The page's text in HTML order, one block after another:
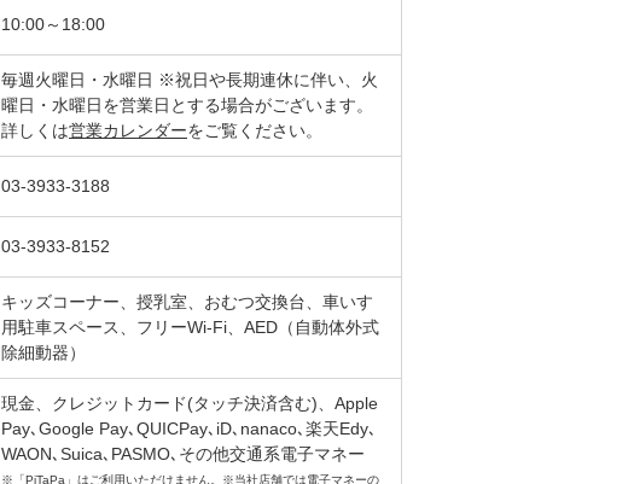
10:00～18:00
毎週火曜日・水曜日 ※祝日や長期連休に伴い、火
曜日・水曜日を営業日とする場合がございます。
詳しくは営業カレンダーをご覧ください。
03-3933-3188
03-3933-8152
キッズコーナー、授乳室、おむつ交換台、車いす
用駐車スペース、フリーWi-Fi、AED（自動体外式
除細動器）
現金、クレジットカード(タッチ決済含む)、Apple
Pay､Google Pay､QUICPay､iD､nanaco､楽天Edy､
WAON､Suica､PASMO､その他交通系電子マネー
※「PiTaPa」はご利用いただけません。※当社店舗では電子マネーの